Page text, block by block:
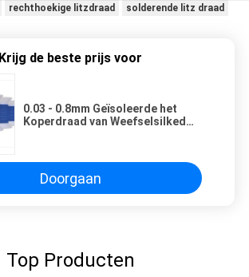
rechthoekige litzdraad solderende litz draad
Krijg de beste prijs voor
0.03 - 0.8mm Geïsoleerde het
Koperdraad van Weefselsilked
Doorgaan
Top Producten